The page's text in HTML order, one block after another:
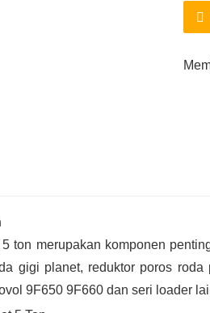
ton merupakan komponen
gigi planet, reduktor poros
9F650 9F660 dan seri loader